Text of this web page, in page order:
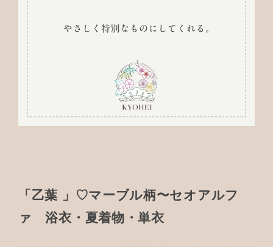
「乙葉 」♡マーブル柄〜セオアルフ
ァ 浴衣・夏着物・単衣